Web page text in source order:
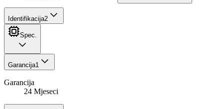
Identifikacija2
Spec.
Garancija1
Garancija
24 Mjeseci